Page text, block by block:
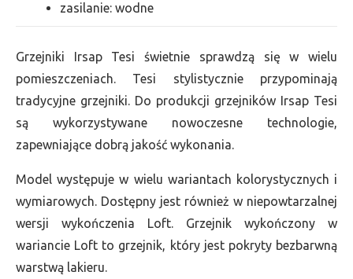
zasilanie: wodne
Grzejniki Irsap Tesi świetnie sprawdzą się w wielu
pomieszczeniach. Tesi stylistycznie przypominają
tradycyjne grzejniki. Do produkcji grzejników Irsap Tesi
są wykorzystywane nowoczesne technologie,
zapewniające dobrą jakość wykonania.
Model występuje w wielu wariantach kolorystycznych i
wymiarowych. Dostępny jest również w niepowtarzalnej
wersji wykończenia Loft. Grzejnik wykończony w
wariancie Loft to grzejnik, który jest pokryty bezbarwną
warstwą lakieru.